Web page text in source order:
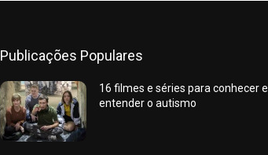
Publicações Populares
16 filmes e séries para conhecer e
entender o autismo